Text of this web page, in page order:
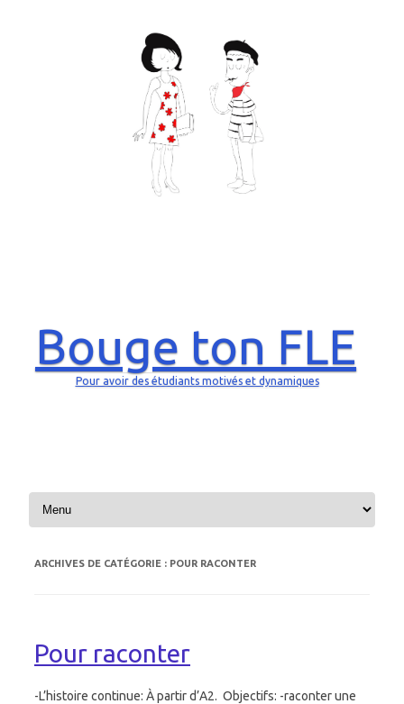
Bouge ton FLE
Pour avoir des étudiants motivés et dynamiques
Aller au contenu
ARCHIVES DE CATÉGORIE : POUR RACONTER
Pour raconter
-L’histoire continue: À partir d’A2. Objectifs: -raconter une